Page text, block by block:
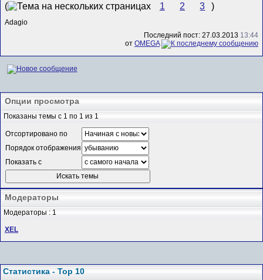
( 1 2 3 )
Adagio
Последний пост: 27.03.2013 13:44
от ОMEGA
Опции просмотра
Показаны темы с 1 по 1 из 1
Отсортировано по
Порядок отображения
Показать с
Модераторы
Модераторы : 1
XEL
Статистика - Top 10